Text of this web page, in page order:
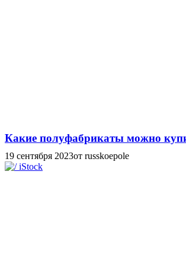
Какие полуфабрикаты можно
19 сентября 2023от russkoepole